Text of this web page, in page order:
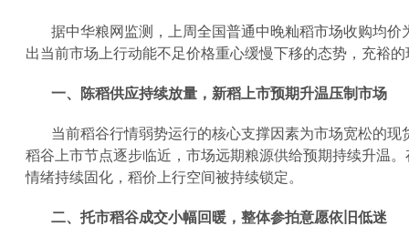
据中华粮网监测，上周全国普通中晚籼稻市场收购均价
出当前市场上行动能不足价格重心缓慢下移的态势，充裕
一、陈稻供应持续放量，新稻上市预期升温压制市场
当前稻谷行情弱势运行的核心支撑因素为市场宽松的
稻谷上市节点逐步临近，市场远期粮源供给预期持续升温
情绪持续固化，稻价上行空间被持续锁定。
二、托市稻谷成交小幅回暖，整体参拍意愿依旧低迷